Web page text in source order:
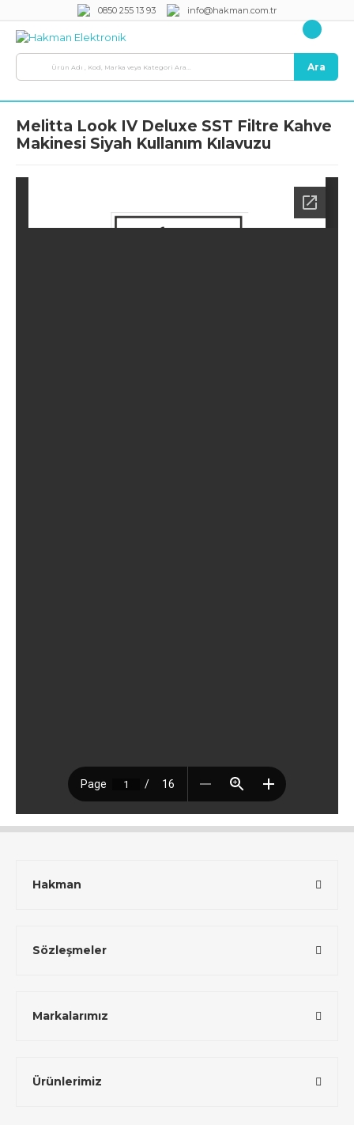
0850 255 13 93 info@hakman.com.tr
Ara
Melitta Look IV Deluxe SST Filtre Kahve
Makinesi Siyah Kullanım Kılavuzu
Hakman
Sözleşmeler
Markalarımız
Ürünlerimiz